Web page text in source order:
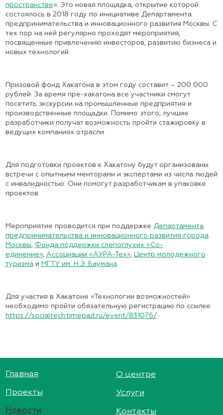
пространстве». Это новая площадка, открытие которой
состоялось в 2018 году по инициативе Департамента
предпринимательства и инновационного развития Москвы. С
тех пор на ней регулярно проходят мероприятия,
посвященные привлечению инвесторов, развитию бизнеса и
новых технологий.
Призовой фонд Хакатона в этом году составит – 200 000
рублей. За время пре-хакатона все участники смогут
посетить экскурсии на промышленные предприятия и
производственные площадки. Помимо этого, лучшие
разработчики получат возможность пройти стажировку в
ведущих компаниях отрасли.
Для подготовки проектов к Хакатону будут организованы
встречи с опытными менторами и экспертами из числа людей
с инвалидностью. Они помогут разработчикам в упаковке
проектов.
Мероприятие проводится при поддержке Департамента
предпринимательства и инновационного развития города
Москвы, Фонда поддержки слепоглухих «Со-
единение», Ассоциации «АУРА-Тех», Центр молодежного
туризмаи МГТУ им. Н.Э. Баумана.
Для участия в Хакатоне «Технологии возможностей»
необходимо пройти обязательную регистрацию по ссылке:
https://socialtech.timepad.ru/event/831076/
Главная
Проекты
Новости
О центре
Услуги
Контакты